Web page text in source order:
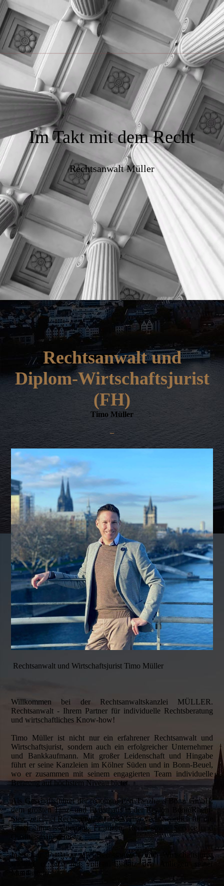
Im Takt mit dem Recht
Rechtsanwalt Müller
Rechtsanwalt und
Diplom-Wirtschaftsjurist
(FH)
Timo Müller
–
Rechtsanwalt und Wirtschaftsjurist Timo Müller
Willkommen bei der Rechtsanwaltskanzlei MÜLLER.
Rechtsanwalt - Ihrem Partner für individuelle Rechtsberatung
und wirtschaftliches Know-how!
Timo Müller ist nicht nur ein erfahrener Rechtsanwalt und
Wirtschaftsjurist, sondern auch ein erfolgreicher Unternehmer
und Bankkaufmann. Mit großer Leidenschaft und Hingabe
führt er seine Kanzleien im Kölner Süden und in Bonn-Beuel,
wo er zusammen mit seinem engagierten Team individuelle
Beratung auf höchstem Niveau bietet.
Als Geschäftsführer der renommierten Tanzhaus Bonn GmbH,
dem größten Tanz- und Eventhaus in der Region Bonn/Rhein-
Sieg, zeichnet Rechtsanwalt Timo Müller verantwortlich für die
Unternehmenssteuerung, Finanzen, Recht sowie Service und
Qualitätsmanagement.
In seiner Funktion als Rechtsanwalt und Wirtschaftsjurist
widmet er sich mit vollem Einsatz den Anliegen seiner
Mandanten.